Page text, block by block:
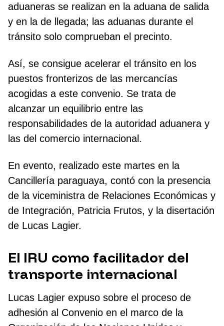
aduaneras se realizan en la aduana de salida
y en la de llegada; las aduanas durante el
tránsito solo comprueban el precinto.
Así, se consigue acelerar el tránsito en los
puestos fronterizos de las mercancías
acogidas a este convenio. Se trata de
alcanzar un equilibrio entre las
responsabilidades de la autoridad aduanera y
las del comercio internacional.
En evento, realizado este martes en la
Cancillería paraguaya, contó con la presencia
de la viceministra de Relaciones Económicas y
de Integración, Patricia Frutos, y la disertación
de Lucas Lagier.
El IRU como facilitador del
transporte internacional
Lucas Lagier expuso sobre el proceso de
adhesión al Convenio en el marco de la